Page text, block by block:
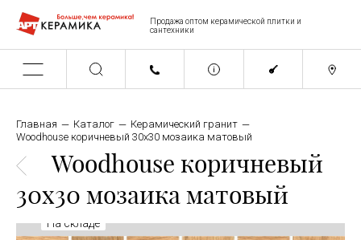
Продажа оптом керамической плитки и
сантехники
Главная Каталог
Керамический гранит
Woodhouse коричневый 30x30 мозаика матовый
Woodhouse коричневый
30x30 мозаика матовый
На складе